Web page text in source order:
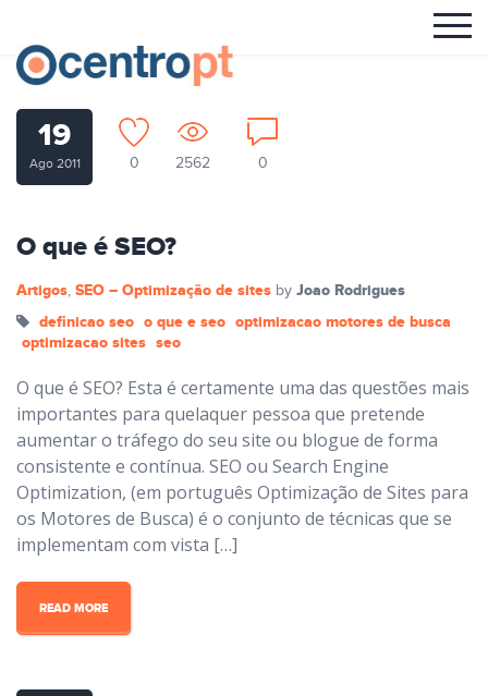
19
Ago 2011 0 2562 0
O que é SEO?
Artigos, SEO – Optimização de sites by Joao Rodrigues
definicao seo o que e seo optimizacao motores de busca
optimizacao sites seo
O que é SEO? Esta é certamente uma das questões mais
importantes para quelaquer pessoa que pretende
aumentar o tráfego do seu site ou blogue de forma
consistente e contínua. SEO ou Search Engine
Optimization, (em português Optimização de Sites para
os Motores de Busca) é o conjunto de técnicas que se
implementam com vista […]
READ MORE